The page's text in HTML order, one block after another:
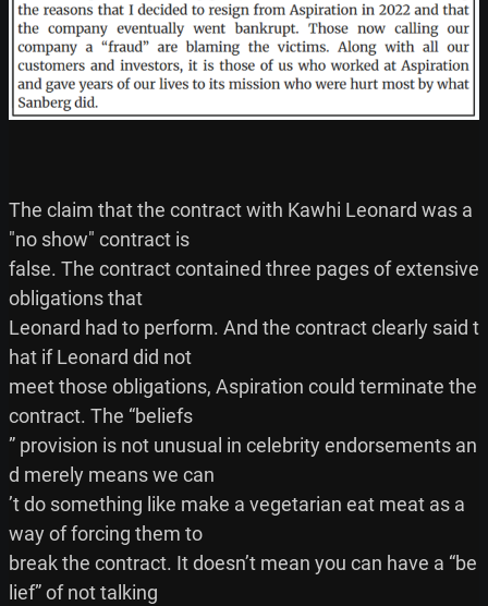
The claim that the contract with Kawhi Leonard was a
"no show" contract is
false. The contract contained three pages of extensive
obligations that
Leonard had to perform. And the contract clearly said t
hat if Leonard did not
meet those obligations, Aspiration could terminate the
contract. The “beliefs
” provision is not unusual in celebrity endorsements an
d merely means we can
’t do something like make a vegetarian eat meat as a
way of forcing them to
break the contract. It doesn’t mean you can have a “be
lief” of not talking